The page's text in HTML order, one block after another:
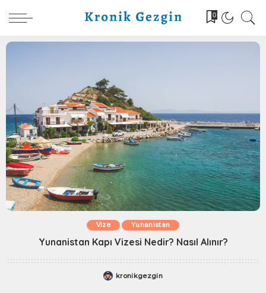
0
Vize Yunanistan
Yunanistan Kapı Vizesi Nedir? Nasıl Alınır?
kronikgezgin